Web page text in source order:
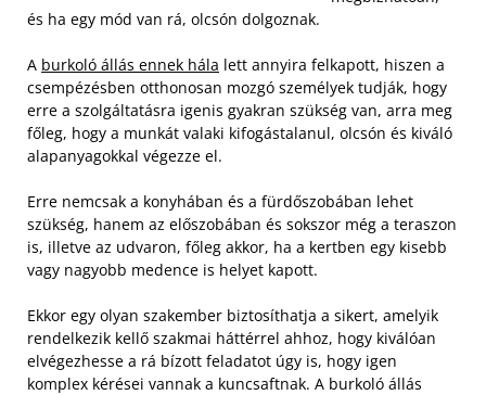
és ha egy mód van rá, olcsón dolgoznak.
A burkoló állás ennek hála lett annyira felkapott, hiszen a
csempézésben otthonosan mozgó személyek tudják, hogy
erre a szolgáltatásra igenis gyakran szükség van, arra meg
főleg, hogy a munkát valaki kifogástalanul, olcsón és kiváló
alapanyagokkal végezze el.
Erre nemcsak a konyhában és a fürdőszobában lehet
szükség, hanem az előszobában és sokszor még a teraszon
is, illetve az udvaron, főleg akkor, ha a kertben egy kisebb
vagy nagyobb medence is helyet kapott.
Ekkor egy olyan szakember biztosíthatja a sikert, amelyik
rendelkezik kellő szakmai háttérrel ahhoz, hogy kiválóan
elvégezhesse a rá bízott feladatot úgy is, hogy igen
komplex kérései vannak a kuncsaftnak. A burkoló állás